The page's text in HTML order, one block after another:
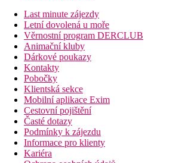
Last minute zájezdy
Letní dovolená u moře
Věrnostní program DERCLUB
Animační kluby
Dárkové poukazy
Kontakty
Pobočky
Klientská sekce
Mobilní aplikace Exim
Cestovní pojištění
Časté dotazy
Podmínky k zájezdu
Informace pro klienty
Kariéra